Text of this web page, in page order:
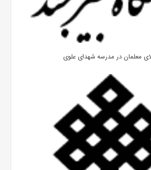
معلمان در مدرسه شهدای علوی